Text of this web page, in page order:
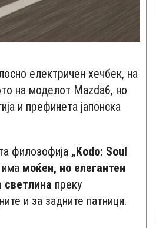
електричен хечбек, на
на моделот Mazda6, но
и префинета јапонска
филозофија „Kodo: Soul
моќен, но елегантен
светлина преку
и за задните патници.